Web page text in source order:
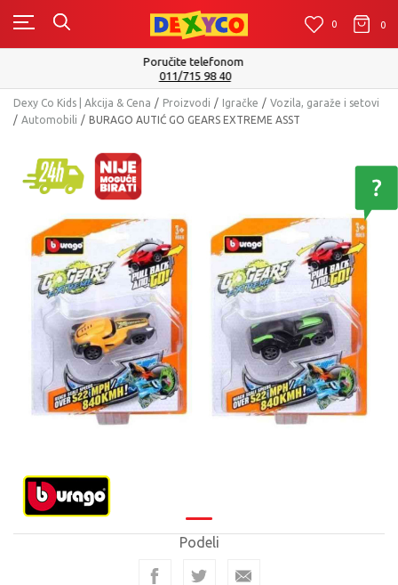
0 0 0
Isporuku možete očekivati u roku od 2 do 4 radna dana!
Pogledaj više
Dexy Co Kids | Akcija & Cena Proizvodi Igračke
Vozila, garaže i setovi
Automobili
BURAGO AUTIĆ GO GEARS EXTREME ASST
Podeli